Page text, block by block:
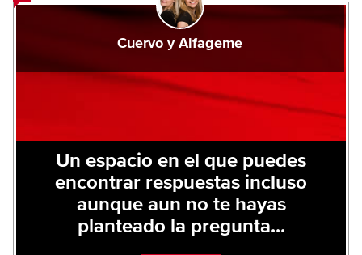
Cuervo y Alfageme
Un espacio en el que puedes
encontrar respuestas incluso
aunque aun no te hayas
planteado la pregunta...